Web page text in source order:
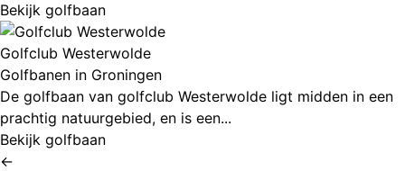
Bekijk golfbaan
Golfclub Westerwolde
Golfbanen in Groningen
De golfbaan van golfclub Westerwolde ligt midden in een
prachtig natuurgebied, en is een...
Bekijk golfbaan
←